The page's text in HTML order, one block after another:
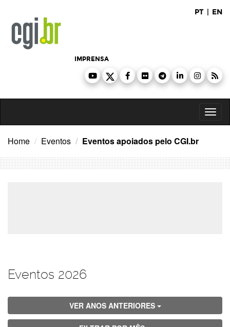
conteúdo
PT | EN
IMPRENSA
Home Eventos Eventos apoiados pelo CGI.br
Eventos 2026
VER ANOS ANTERIORES